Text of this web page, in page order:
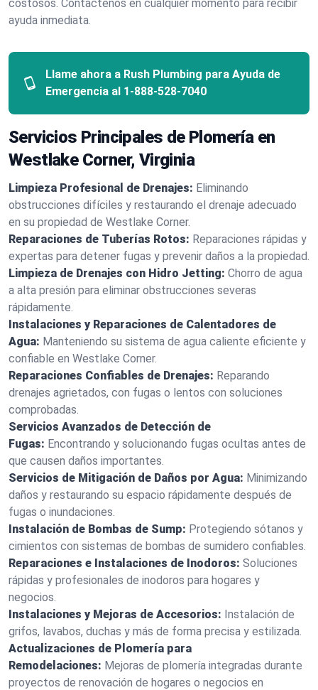
costosos. Contáctenos en cualquier momento para recibir
ayuda inmediata.
Llame ahora a Rush Plumbing para Ayuda de
Emergencia al 1-888-528-7040
Servicios Principales de Plomería en
Westlake Corner, Virginia
Limpieza Profesional de Drenajes: Eliminando
obstrucciones difíciles y restaurando el drenaje adecuado
en su propiedad de Westlake Corner.
Reparaciones de Tuberías Rotos: Reparaciones rápidas y
expertas para detener fugas y prevenir daños a la propiedad.
Limpieza de Drenajes con Hidro Jetting: Chorro de agua
a alta presión para eliminar obstrucciones severas
rápidamente.
Instalaciones y Reparaciones de Calentadores de
Agua: Manteniendo su sistema de agua caliente eficiente y
confiable en Westlake Corner.
Reparaciones Confiables de Drenajes: Reparando
drenajes agrietados, con fugas o lentos con soluciones
comprobadas.
Servicios Avanzados de Detección de
Fugas: Encontrando y solucionando fugas ocultas antes de
que causen daños importantes.
Servicios de Mitigación de Daños por Agua: Minimizando
daños y restaurando su espacio rápidamente después de
fugas o inundaciones.
Instalación de Bombas de Sump: Protegiendo sótanos y
cimientos con sistemas de bombas de sumidero confiables.
Reparaciones e Instalaciones de Inodoros: Soluciones
rápidas y profesionales de inodoros para hogares y
negocios.
Instalaciones y Mejoras de Accesorios: Instalación de
grifos, lavabos, duchas y más de forma precisa y estilizada.
Actualizaciones de Plomería para
Remodelaciones: Mejoras de plomería integradas durante
proyectos de renovación de hogares o negocios en